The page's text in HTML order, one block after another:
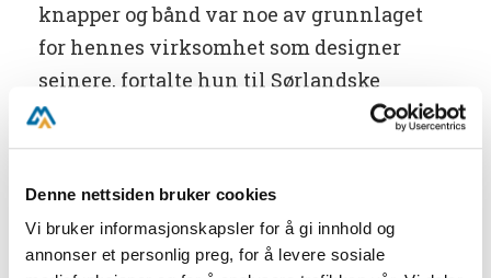
Denne nettsiden bruker cookies
Vi bruker informasjonskapsler for å gi innhold og
annonser et personlig preg, for å levere sosiale
knapper og bånd var noe av grunnlaget
for hennes virksomhet som designer
seinere, fortalte hun til Sørlandske
Tidende.
grosserer Mørland. Hun døde 1996.
Mesteparten av sitt voksne liv bodde hun
i Oslo.